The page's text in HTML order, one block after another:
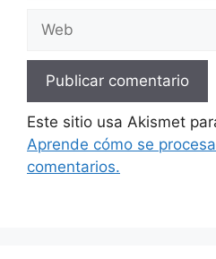
Este sitio usa Akismet
Aprende cómo se
comentarios.